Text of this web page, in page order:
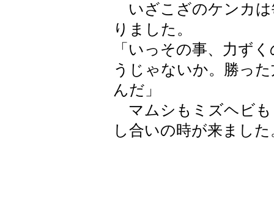
いざこざのケンカは
りました。
「いっその事、力ず
うじゃないか。勝っ
んだ」
マムシもミズヘビも
し合いの時が来ました